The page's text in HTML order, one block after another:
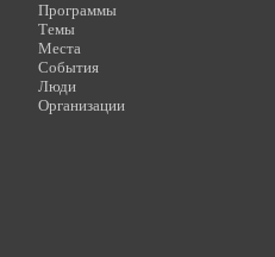
Программы
Темы
Места
События
Люди
Организации